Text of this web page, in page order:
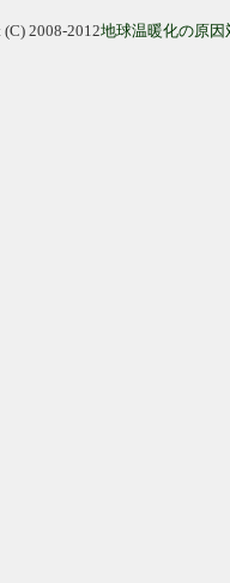
2008-2012地球温暖化の原